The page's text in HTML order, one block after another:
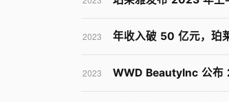
2023 年收入破 50 亿元，珀
2023 WWD BeautyInc 公布